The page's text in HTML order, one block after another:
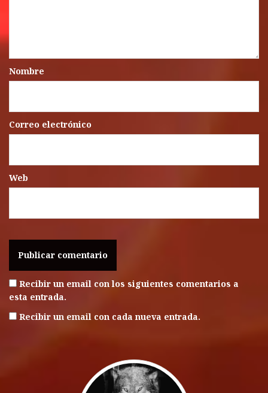
Nombre
Correo electrónico
Web
Recibir un email con los siguientes comentarios a
esta entrada.
Recibir un email con cada nueva entrada.